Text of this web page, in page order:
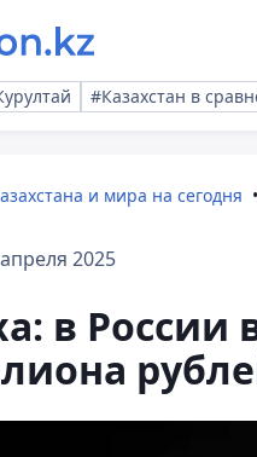
#Казахстан в
и мира на сегодня
2025
в России